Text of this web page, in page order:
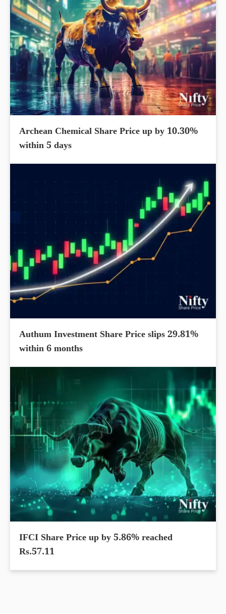
Archean Chemical Share Price up by 10.30%
within 5 days
Authum Investment Share Price slips 29.81%
within 6 months
IFCI Share Price up by 5.86% reached
Rs.57.11